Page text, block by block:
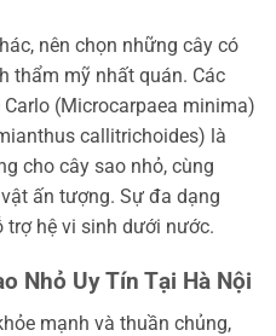
nên chọn những cây có
thẩm mỹ nhất quán. Các
(Microcarpaea minima)
callitrichoides) là
cho cây sao nhỏ, cùng
ấn tượng. Sự đa dạng
trợ hệ vi sinh dưới nước.
Nhỏ Uy Tín Tại Hà Nội
mạnh và thuần chủng,